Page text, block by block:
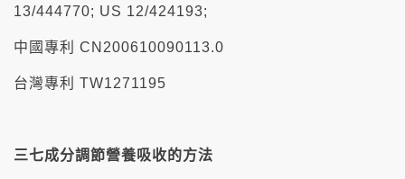
13/444770; US 12/424193;
中國專利 CN200610090113.0
台灣專利 TW1271195
三七成分調節營養吸收的方法